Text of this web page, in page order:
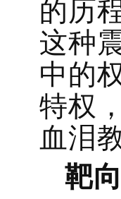
的历
这种
中的
特权
血泪
靶